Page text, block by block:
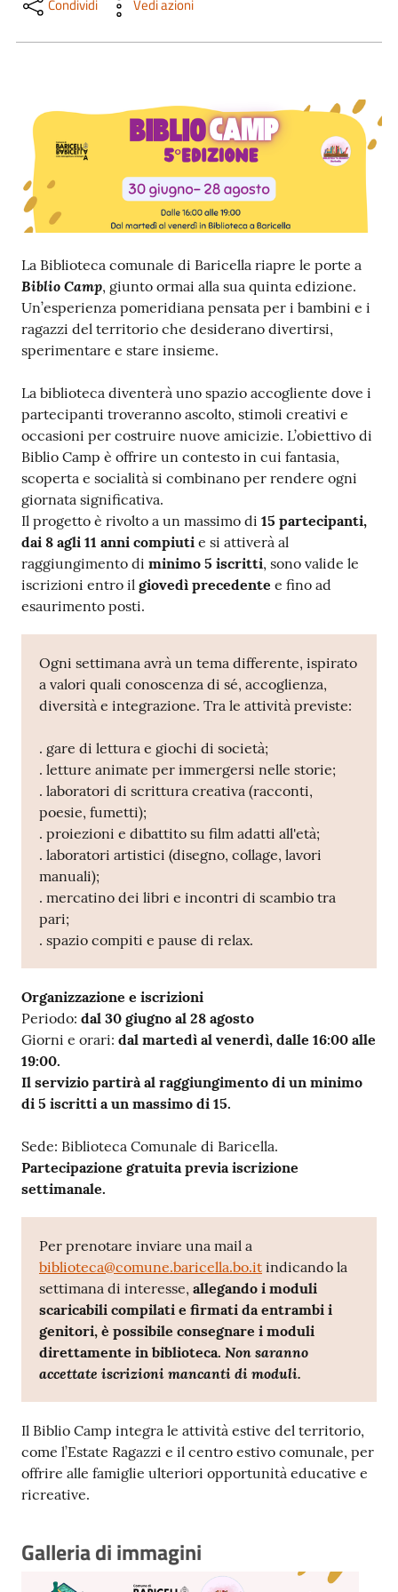
e
Calendario
Online
Bambini
e
ragazzi
E
m
i
l
i
b
cataloghi
Chiedi al
bibliotecario
Contatti
Condividi Vedi azioni
La Biblioteca comunale di Baricella riapre le porte a
Biblio Camp, giunto ormai alla sua quinta edizione.
Un’esperienza pomeridiana pensata per i bambini e i
ragazzi del territorio che desiderano divertirsi,
sperimentare e stare insieme.
La biblioteca diventerà uno spazio accogliente dove i
partecipanti troveranno ascolto, stimoli creativi e
occasioni per costruire nuove amicizie. L’obiettivo di
Biblio Camp è offrire un contesto in cui fantasia,
scoperta e socialità si combinano per rendere ogni
giornata significativa.
Il progetto è rivolto a un massimo di 15 partecipanti,
dai 8 agli 11 anni compiuti e si attiverà al
raggiungimento di minimo 5 iscritti, sono valide le
iscrizioni entro il giovedì precedente e fino ad
esaurimento posti.
Ogni settimana avrà un tema differente, ispirato
a valori quali conoscenza di sé, accoglienza,
diversità e integrazione. Tra le attività previste:
. gare di lettura e giochi di società;
. letture animate per immergersi nelle storie;
. laboratori di scrittura creativa (racconti,
poesie, fumetti);
. proiezioni e dibattito su film adatti all'età;
. laboratori artistici (disegno, collage, lavori
manuali);
. mercatino dei libri e incontri di scambio tra
pari;
. spazio compiti e pause di relax.
Organizzazione e iscrizioni
Periodo: dal 30 giugno al 28 agosto
Giorni e orari: dal martedì al venerdì, dalle 16:00 alle
19:00.
Il servizio partirà al raggiungimento di un minimo
di 5 iscritti a un massimo di 15.
Sede: Biblioteca Comunale di Baricella.
Partecipazione gratuita previa iscrizione
settimanale.
Per prenotare inviare una mail a
biblioteca@comune.baricella.bo.it indicando la
settimana di interesse, allegando i moduli
scaricabili compilati e firmati da entrambi i
genitori, è possibile consegnare i moduli
direttamente in biblioteca. Non saranno
accettate iscrizioni mancanti di moduli.
Il Biblio Camp integra le attività estive del territorio,
come l’Estate Ragazzi e il centro estivo comunale, per
offrire alle famiglie ulteriori opportunità educative e
ricreative.
Galleria di immagini